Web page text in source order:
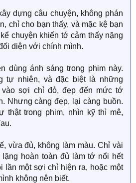
dựng câu chuyện, không phán
chỉ cho bạn thấy, và mặc kệ bạn
chuyện khiến tớ cảm thấy nặng
diện với chính mình.
dùng ánh sáng trong phim này.
tự nhiên, và đặc biệt là những
vào sợi chỉ đỏ, đẹp đến mức tớ
Nhưng càng đẹp, lại càng buồn.
thật trong phim, nhìn kỹ thì mê,
vừa đủ, không làm màu. Chỉ vài
lặng hoàn toàn đủ làm tớ nổi hết
lần một sợi chỉ hiện ra, hoặc một
không nên biết.